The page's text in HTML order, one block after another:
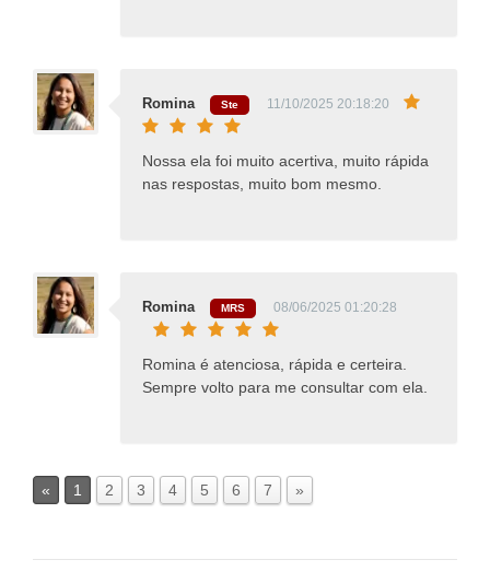
Romina Ste 11/10/2025 20:18:20
Nossa ela foi muito acertiva, muito rápida
nas respostas, muito bom mesmo.
Romina MRS 08/06/2025 01:20:28
Romina é atenciosa, rápida e certeira.
Sempre volto para me consultar com ela.
« 1 2 3 4 5 6 7 »